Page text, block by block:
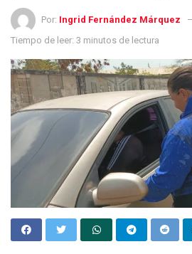
Por: Ingrid Fernández Márquez
Tiempo de leer: 3 minutos de lectura